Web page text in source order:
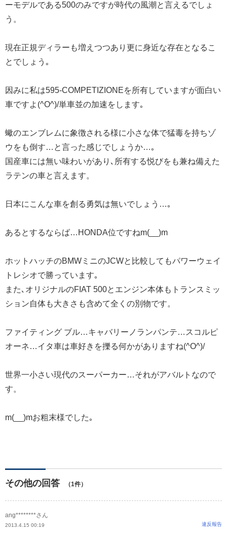
ーモデルである500のみですが時代の風潮と言えるでしょ
う。
現在正規ディラーも増えつつあり更に身近な存在となるこ
とでしょう｡
因みに私は595-COMPETIZIONEを所有していますが面白い
車ですよ(^O^)/単車並の加速をします｡
蠍のエンブレムに象徴される様に小さな体で猛毒を持ちゾ
ウをも倒す…と言った感じでしょうか…｡
国産車には無い味わいがあり､所有する悦びをも兼ね備えた
ラテンの車と言えます。
日本にこんな車を創る勇気は無いでしょう…｡
あるとするならば…HONDA位ですねm(__)m
ホットハッチのBMWミニのJCWと比較してもパワーウェイ
トレシオで勝っています｡
また､オリジナルのFIAT 500とエンジン本体もトランスミッ
ション自体も大きさも含めて全くの別物です。
ファイティング ブル…キャバリーノランパンテ…スコルピ
オーネ…イタ車は車好きを擽る何かがありますね(^O^)/
世界一小さい現代のスーパーカー…それがアバルトなので
す。
m(__)mお粗末様でした｡
その他の回答 （1件）
ang********さん
2013.4.15 00:19 違反報告